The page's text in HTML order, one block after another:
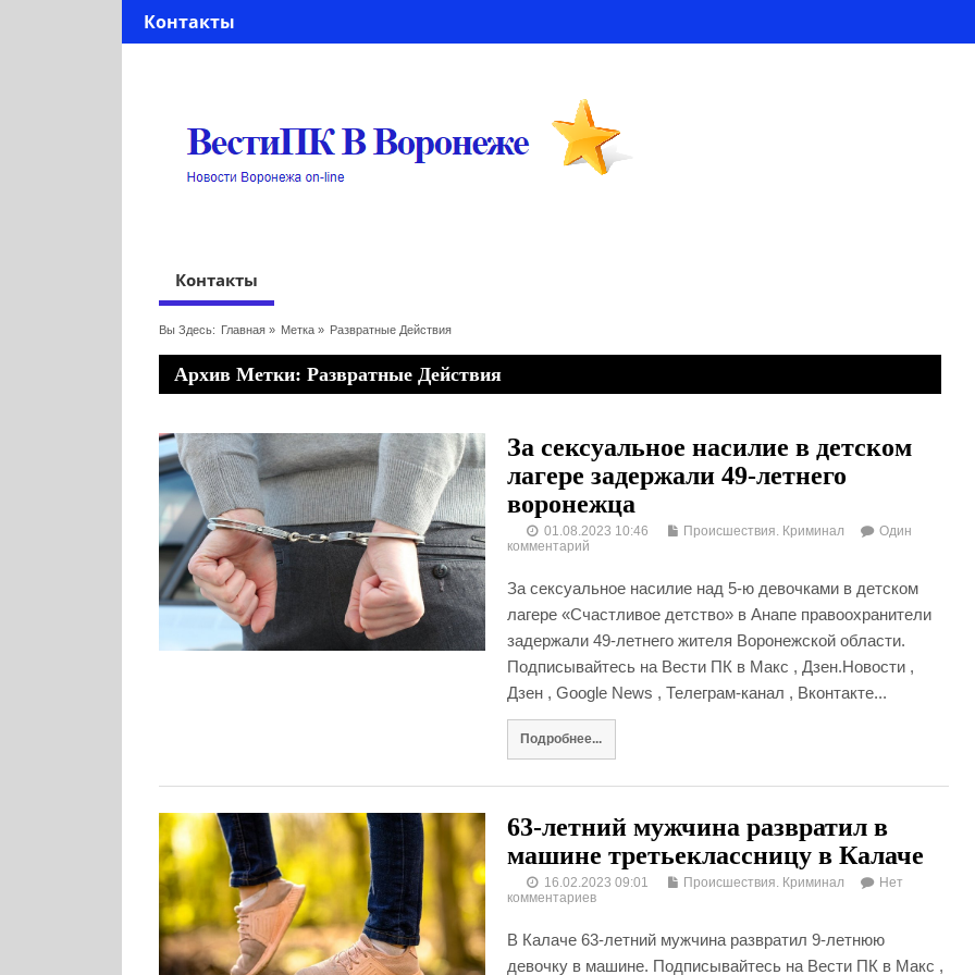
Контакты
Контакты
Вы Здесь: Главная» Метка » Развратные Действия
Архив Метки: Развратные Действия
За сексуальное насилие в детском
лагере задержали 49-летнего
воронежца
01.08.2023 10:46 Происшествия. Криминал
Один
комментарий
За сексуальное насилие над 5-ю девочками в детском
лагере «Счастливое детство» в Анапе правоохранители
задержали 49-летнего жителя Воронежской области.
Подписывайтесь на Вести ПК в Макс , Дзен.Новости ,
Дзен , Google News , Телеграм-канал , Вконтакте...
Подробнее...
63-летний мужчина развратил в
машине третьеклассницу в Калаче
16.02.2023 09:01 Происшествия. Криминал
Нет
комментариев
В Калаче 63-летний мужчина развратил 9-летнюю
девочку в машине. Подписывайтесь на Вести ПК в Макс ,